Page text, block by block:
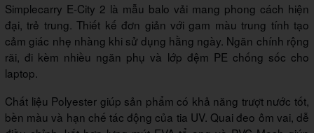
Simplecarry E-City 2 là mẫu balo vải mang phong cách hiện
đại, trẻ trung. Thiết kế đơn giản với gam màu trung tính tạo
cảm giác nhẹ nhàng khi sử dụng hằng ngày. Ngăn chính rộng
rãi, đi kèm nhiều ngăn phụ và lớp đệm PE chống sốc cho
laptop.
Chất liệu Polyester giúp sản phẩm có khả năng trượt nước tốt,
bền màu và hạn chế tác động của tia UV. Quai đeo ôm vai, dễ